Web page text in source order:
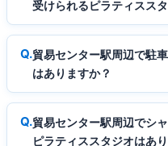
受けられるピラティスス
貿易センター駅周辺で駐
はありますか？
貿易センター駅周辺でシ
ピラティススタジオはあ